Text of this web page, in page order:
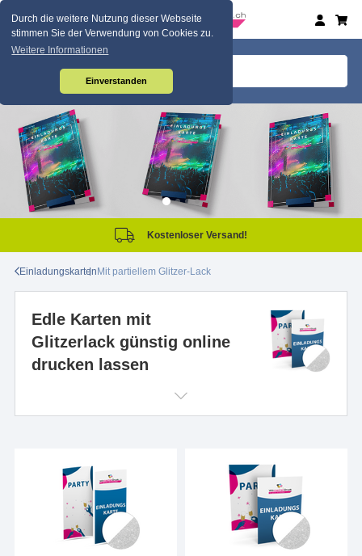
Durch die weitere Nutzung dieser Webseite
stimmen Sie der Verwendung von Cookies zu.
Weitere Informationen
Einverstanden
Kostenloser Versand!
EinladungskartenMit partiellem Glitzer-Lack
Edle Karten mit
Glitzerlack günstig online
drucken lassen